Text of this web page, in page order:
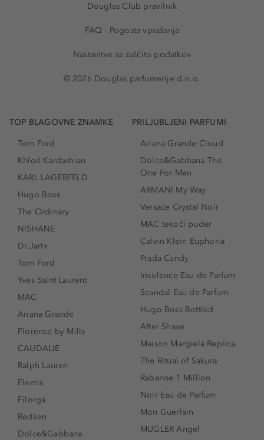
Douglas Club pravilnik
FAQ - Pogosta vprašanja
Nastavitve za zaščito podatkov
© 2026 Douglas parfumerije d.o.o.
TOP BLAGOVNE ZNAMKE
Tom Ford
Khloé Kardashian
KARL LAGERFELD
Hugo Boss
The Ordinary
NISHANE
Dr.Jart+
Tom Ford
Yves Saint Laurent
MAC
Ariana Grande
Florence by Mills
CAUDALIE
Ralph Lauren
Elemis
Filorga
Redken
Dolce&Gabbana
PRILJUBLJENI PARFUMI
Ariana Grande Cloud
Dolce&Gabbana The
One For Men
ARMANI My Way
Versace Crystal Noir
MAC tekoči puder
Calvin Klein Euphoria
Prada Candy
Insolence Eau de Parfum
Scandal Eau de Parfum
Hugo Boss Bottled
After Shave
Maison Margiela Replica
The Ritual of Sakura
Rabanne 1 Million
Noir Eau de Parfum
Mon Guerlain
MUGLER Angel